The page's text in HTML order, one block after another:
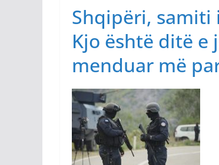
Shqipëri, samiti
Kjo është ditë e
menduar më